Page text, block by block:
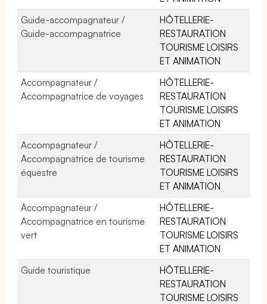
Guide-accompagnateur /
Guide-accompagnatrice
HÔTELLERIE-
RESTAURATION
TOURISME LOISIRS
ET ANIMATION
Accompagnateur /
Accompagnatrice de voyages
HÔTELLERIE-
RESTAURATION
TOURISME LOISIRS
ET ANIMATION
Accompagnateur /
Accompagnatrice de tourisme
équestre
HÔTELLERIE-
RESTAURATION
TOURISME LOISIRS
ET ANIMATION
Accompagnateur /
Accompagnatrice en tourisme
vert
HÔTELLERIE-
RESTAURATION
TOURISME LOISIRS
ET ANIMATION
Guide touristique
HÔTELLERIE-
RESTAURATION
TOURISME LOISIRS